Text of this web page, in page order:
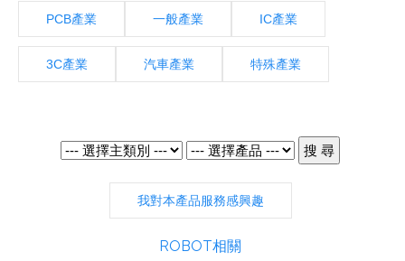
PCB產業 一般產業 IC產業
3C產業 汽車產業 特殊產業
我對本產品服務感興趣
ROBOT相關